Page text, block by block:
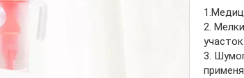
2.
участок.
3.